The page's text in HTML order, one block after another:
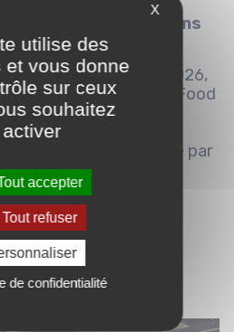
cœur des grands salons
2026
2026,
les acteurs du Food
sur les rendez-vous
France comme à
sur plusieurs salons
X
utilise des
et vous donne
sur ceux
souhaitez
activer
accepter
Tout refuser
de confidentialité